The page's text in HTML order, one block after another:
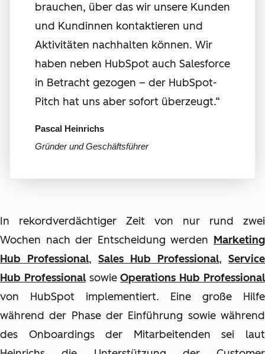
brauchen, über das wir unsere Kunden
und Kundinnen kontaktieren und
Aktivitäten nachhalten können. Wir
haben neben HubSpot auch Salesforce
in Betracht gezogen – der HubSpot-
Pitch hat uns aber sofort überzeugt.“
Pascal Heinrichs
Gründer und Geschäftsführer
In rekordverdächtiger Zeit von nur rund zwei
Wochen nach der Entscheidung werden Marketing
Hub Professional, Sales Hub Professional, Service
Hub ProfessionalsowieOperations Hub Professional
von HubSpot implementiert. Eine große Hilfe
während der Phase der Einführung sowie während
des Onboardings der Mitarbeitenden sei laut